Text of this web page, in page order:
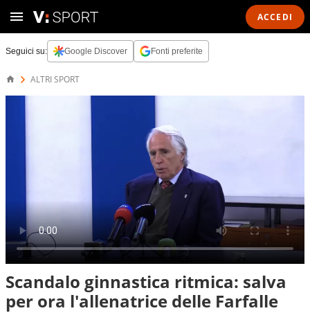
ACCEDI
Seguici su: Google Discover Fonti preferite
ALTRI SPORT
Scandalo ginnastica ritmica: salva
per ora l'allenatrice delle Farfalle